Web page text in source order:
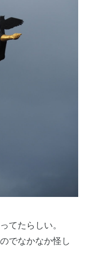
てたらしい。
でなかなか怪し